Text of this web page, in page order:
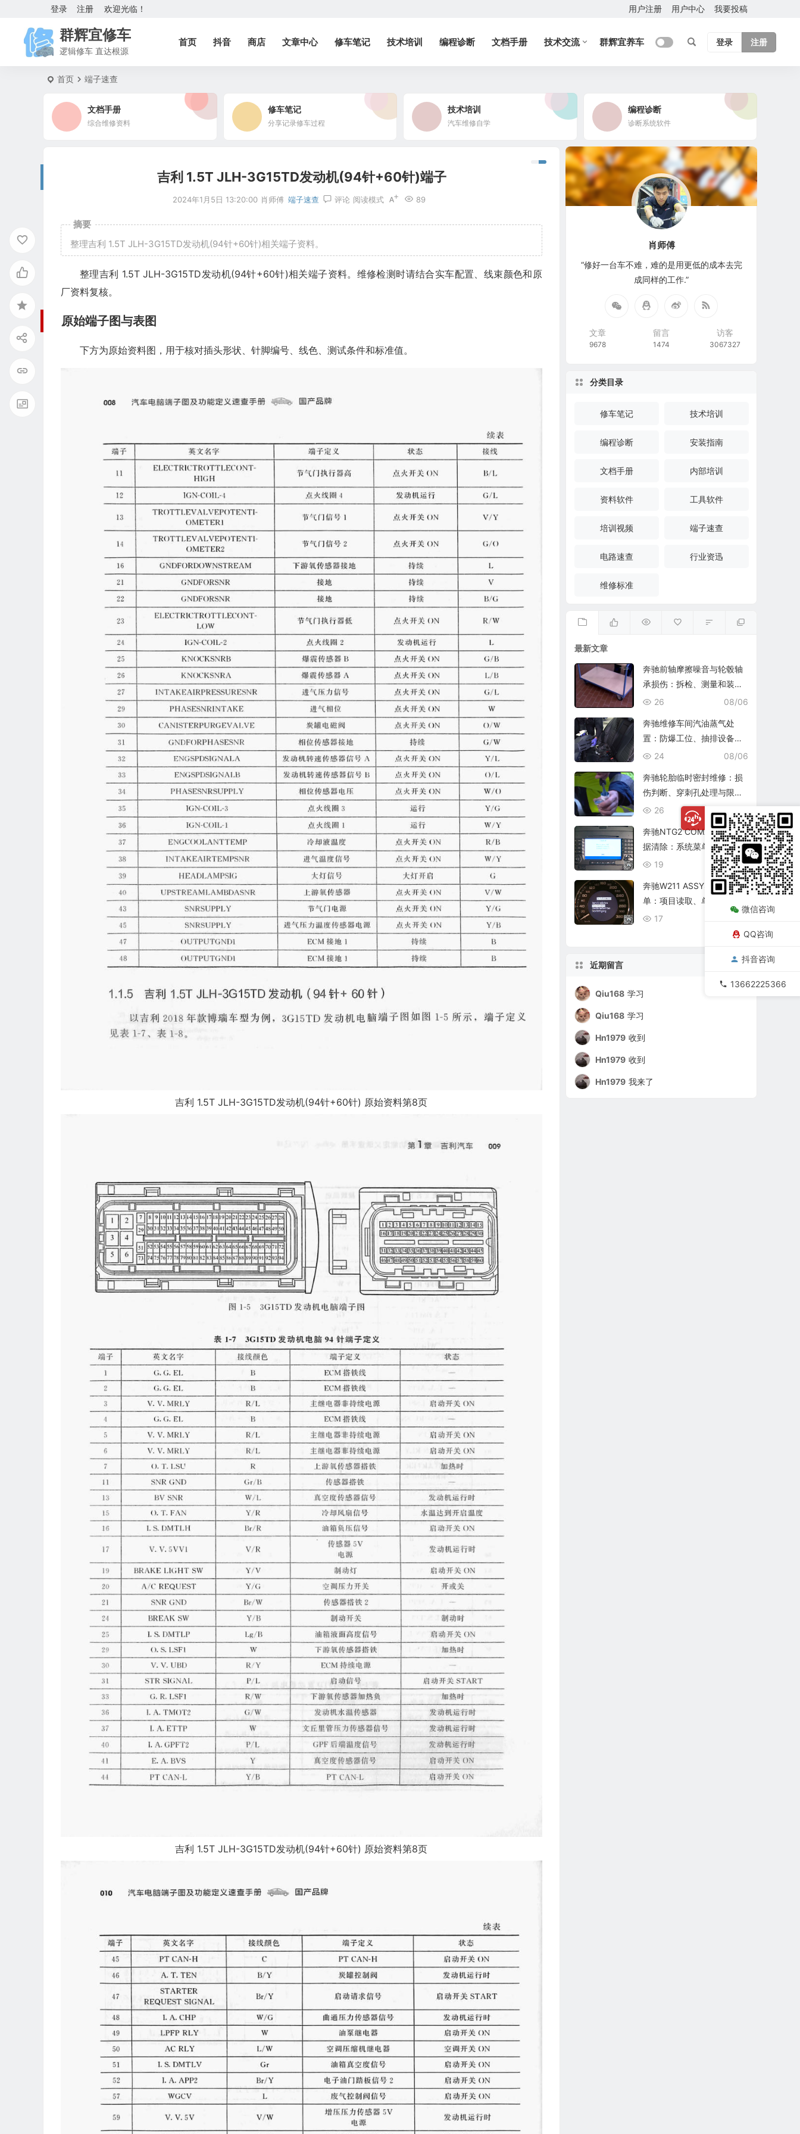
欢迎光临！
登录 注册 用户注册 用户中心 我要投稿
群辉宜修车
逻辑修车 直达根源
首页 抖音 商店 文章中心 修车笔记 技术培训 编程诊断 文档手册 技术交流 群辉宜养车 登录 注册
首页 端子速查
文档手册
综合维修资料
修车笔记
分享记录修车过程
技术培训
汽车维修自学
编程诊断
诊断系统软件
吉利 1.5T JLH-3G15TD发动机(94针+60针)端子
2024年1月5日 13:20:00 肖师傅 端子速查 评论 89
阅读模式
摘要
整理吉利 1.5T JLH-3G15TD发动机(94针+60针)相关端子资料。
整理吉利 1.5T JLH-3G15TD发动机(94针+60针)相关端子资料。维修检测时请结合实车配置、线束颜色和原
厂资料复核。
原始端子图与表图
下方为原始资料图，用于核对插头形状、针脚编号、线色、测试条件和标准值。
吉利 1.5T JLH-3G15TD发动机(94针+60针) 原始资料第8页
吉利 1.5T JLH-3G15TD发动机(94针+60针) 原始资料第8页
肖师傅
“修好一台车不难，难的是用更低的成本去完
成同样的工作.”
文章
9678
留言
1474
访客
3067327
分类目录
修车笔记 技术培训
编程诊断 安装指南
文档手册 内部培训
资料软件 工具软件
培训视频 端子速查
电路速查 行业资迅
维修标准
最新文章
奔驰前轴摩擦噪音与轮毂轴
承损伤：拆检、测量和装复
复查
08/06
26
奔驰维修车间汽油蒸气处
置：防爆工位、抽排设备与
燃油收集
08/06
24
奔驰轮胎临时密封维修：损
伤判断、穿刺孔处理与限速
复查
08/06
26
奔驰NTG2 COMAND个人数
据清除：系统菜单、恢复出
厂与结果确认
08/06
19
奔驰W211 ASSYST保养菜
单：项目读取、单项确认与
复位核查
17
近期留言
Qiu168 学习
Qiu168 学习
Hn1979 收到
Hn1979 收到
Hn1979 我来了
微信咨询
QQ咨询
抖音咨询
13662225366